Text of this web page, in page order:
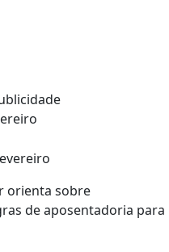
orienta sobre
de aposentadoria para